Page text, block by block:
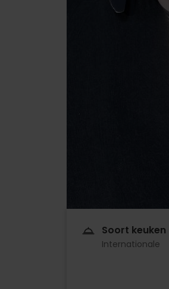
Soort keuken
Internationale